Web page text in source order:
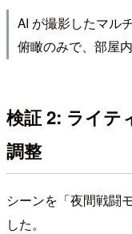
AI が撮影したマル
俯瞰のみで、部屋
検証 2: ライテ
調整
シーンを「夜間戦闘
した。